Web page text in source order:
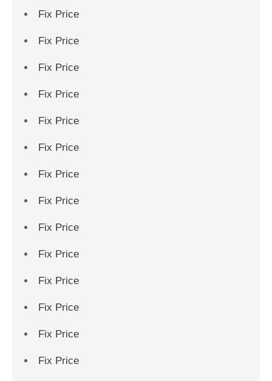
Fix Price
Fix Price
Fix Price
Fix Price
Fix Price
Fix Price
Fix Price
Fix Price
Fix Price
Fix Price
Fix Price
Fix Price
Fix Price
Fix Price